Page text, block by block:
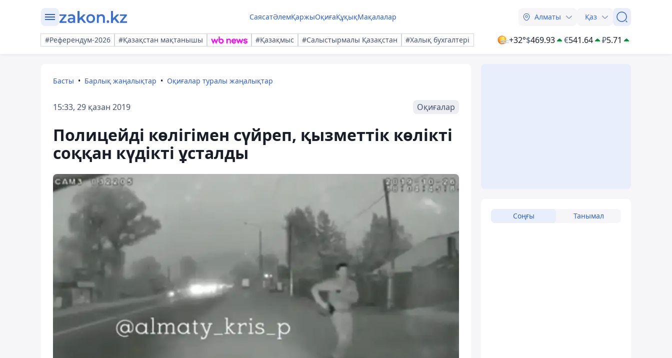
СаясатӘлемҚаржыОқиғаҚұқықМақалалар Алматы Қаз
#Референдум-2026 #Қазақстан мақтанышы #Қазақмыс #Салыстырмалы Қазақстан #Халық бухгалтері +32°$469.93 €541.64 ₽5.71
Басты Барлық жаңалықтар Оқиғалар туралы жаңалықтар
15:33, 29 қазан 2019 Оқиғалар
Полицейді көлігімен сүйреп, қызметтік көлікті
соққан күдікті ұсталды
Соңғы Танымал